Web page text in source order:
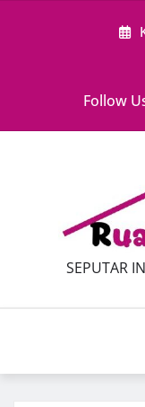
Follow
SEPUTAR